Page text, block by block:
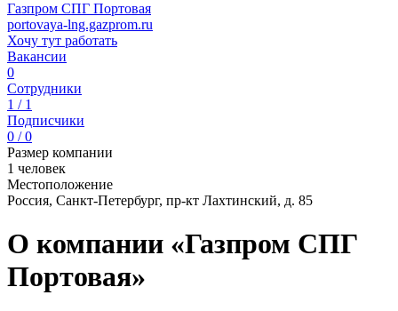
Газпром СПГ Портовая
portovaya-lng.gazprom.ru
Хочу тут работать
Вакансии
0
Сотрудники
1 / 1
Подписчики
0 / 0
Размер компании
1 человек
Местоположение
Россия, Санкт-Петербург, пр-кт Лахтинский, д. 85
О компании «Газпром СПГ
Портовая»